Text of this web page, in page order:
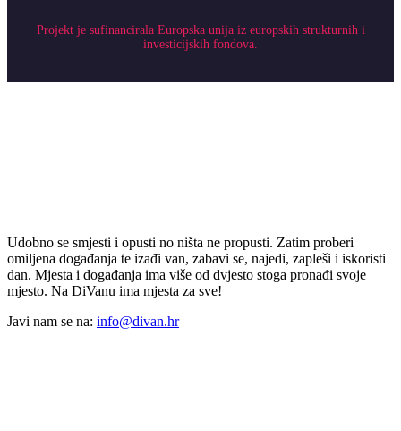
Projekt je sufinancirala Europska unija iz europskih strukturnih i
investicijskih fondova.
Udobno se smjesti i opusti no ništa ne propusti. Zatim proberi
omiljena događanja te izađi van, zabavi se, najedi, zapleši i iskoristi
dan. Mjesta i događanja ima više od dvjesto stoga pronađi svoje
mjesto. Na DiVanu ima mjesta za sve!
Javi nam se na: info@divan.hr